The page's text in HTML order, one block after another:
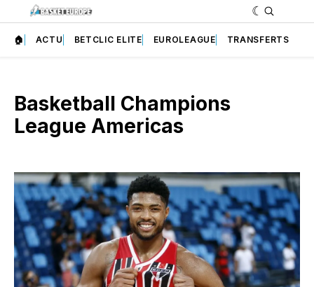
🏠 ACTU BETCLIC ELITE EUROLEAGUE TRANSFERTS
Basketball Champions
League Americas